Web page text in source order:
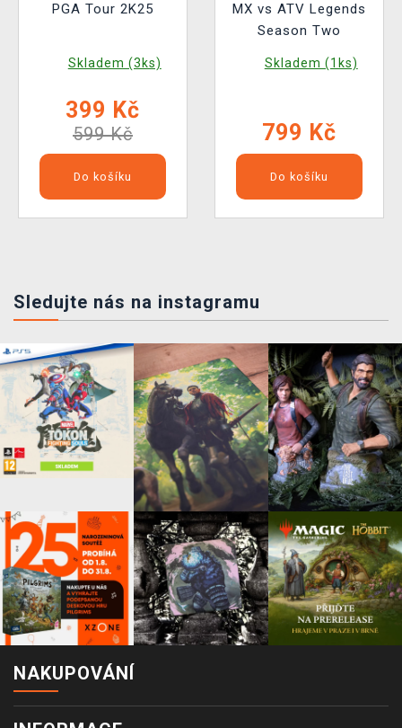
PGA Tour 2K25
Skladem (3ks)
399 Kč
599 Kč
Do košíku
MX vs ATV Legends
Season Two
Skladem (1ks)
799 Kč
Do košíku
Sledujte nás na instagramu
NAKUPOVÁNÍ